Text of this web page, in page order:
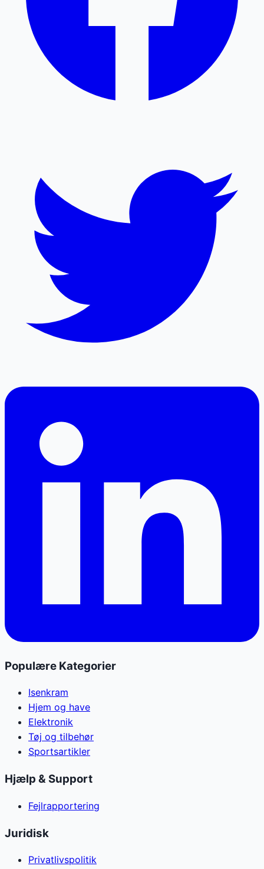
Populære Kategorier
Isenkram
Hjem og have
Elektronik
Tøj og tilbehør
Sportsartikler
Hjælp & Support
Fejlrapportering
Juridisk
Privatlivspolitik